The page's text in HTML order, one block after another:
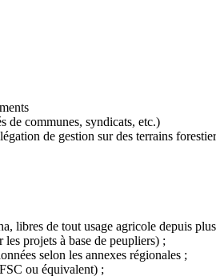
de communes, syndicats, etc.)
de gestion sur des terrains
libres de tout usage agricole depuis
projets à base de peupliers) ;
selon les annexes régionales ;
ou équivalent) ;